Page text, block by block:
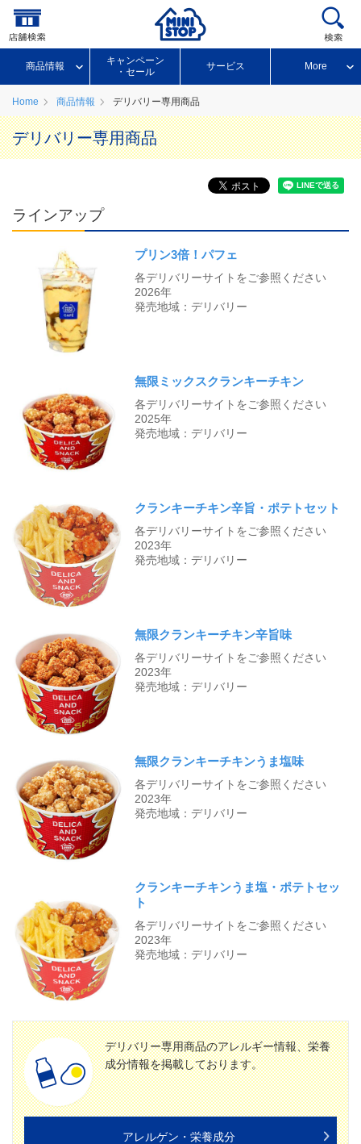
商品情報
キャンペーン
・セール
サービス More
Home 商品情報 デリバリー専用商品
デリバリー専用商品
ラインアップ
プリン3倍！パフェ
各デリバリーサイトをご参照ください
2026年
発売地域：デリバリー
無限ミックスクランキーチキン
各デリバリーサイトをご参照ください
2025年
発売地域：デリバリー
クランキーチキン辛旨・ポテトセット
各デリバリーサイトをご参照ください
2023年
発売地域：デリバリー
無限クランキーチキン辛旨味
各デリバリーサイトをご参照ください
2023年
発売地域：デリバリー
無限クランキーチキンうま塩味
各デリバリーサイトをご参照ください
2023年
発売地域：デリバリー
クランキーチキンうま塩・ポテトセッ
ト
各デリバリーサイトをご参照ください
2023年
発売地域：デリバリー
デリバリー専用商品のアレルギー情報、栄養
成分情報を掲載しております。
アレルゲン・栄養成分